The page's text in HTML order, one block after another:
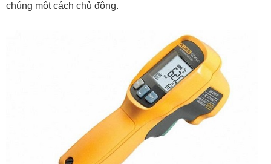
chúng một cách chủ động.